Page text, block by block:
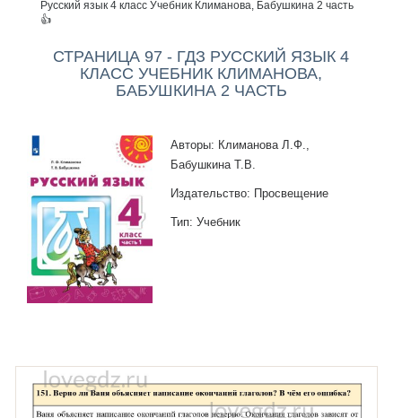
Русский язык 4 класс Учебник Климанова, Бабушкина 2 часть
👍
СТРАНИЦА 97 - ГДЗ РУССКИЙ ЯЗЫК 4
КЛАСС УЧЕБНИК КЛИМАНОВА,
БАБУШКИНА 2 ЧАСТЬ
Авторы: Климанова Л.Ф.,
Бабушкина Т.В.
Издательство: Просвещение
Тип: Учебник